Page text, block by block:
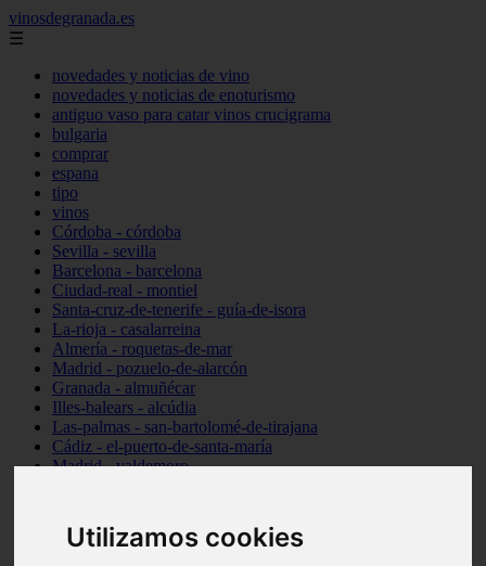
Utilizamos cookies
vinosdegranada.es
☰
novedades y noticias de vino
novedades y noticias de enoturismo
antiguo vaso para catar vinos crucigrama
bulgaria
comprar
espana
tipo
vinos
Córdoba - córdoba
Sevilla - sevilla
Barcelona - barcelona
Ciudad-real - montiel
Santa-cruz-de-tenerife - guía-de-isora
La-rioja - casalarreina
Almería - roquetas-de-mar
Madrid - pozuelo-de-alarcón
Granada - almuñécar
Illes-balears - alcúdia
Las-palmas - san-bartolomé-de-tirajana
Cádiz - el-puerto-de-santa-maría
Madrid - valdemoro
Cantabria - suances
Sevilla - bormujos